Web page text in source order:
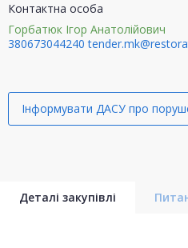
Контактна особа
Горбатюк Ігор Анатолійович
380673044240
Інформувати ДАСУ про
Деталі закупівлі